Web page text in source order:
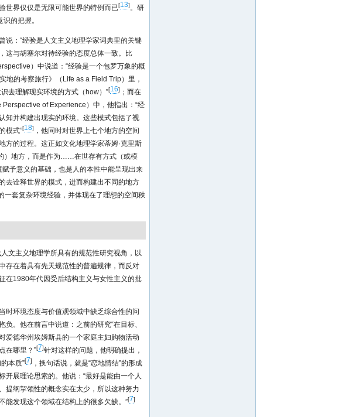
世界仅仅是无限可能世界的特例而已[13]。研
的把握。
说：“经验是人文主义地理学家词典里的关键
这与胡塞尔对待经验的态度总体一致。比
）中说道：“经验是一个包罗万象的概
地的考察旅行》（Life as a Field Trip）里，
去理解现实环境的方式（how）”[16] ；而在
of Experience）中，他指出：“经
知并构建出现实的环境。这些模式包括了视
模式”[18] ，他同时对世界上七个地方的空间
方的过程。这正如文化地理学家蒂姆·克里斯
）地方，而是作为……在世存有方式（或模
予意义的基础，也是人的本性中能呈现出来
去诠释世界的模式，进而构建出不同的地方
一套复杂环境经验，并体现在了理想的空间秩
文主义地理学所具有的规范性研究视角，以
存在着具有先天规范性的普遍规律，而反对
在1980年代因受后结构主义与女性主义的批
时环境态度与价值观领域中缺乏综合性的问
。他在前言中说道：之前的研究“在目标、
爱德华州埃姆斯县的一个家庭主妇购物活动
在哪里？”[7]针对这样的问题，他明确提出，
本质”[7] ，换句话说，就是“恋地情结”的形成
展理论思索的。他说：“最好是能由一个人
提纲挈领性的概念实在太少，所以这种努力
能发现这个领域在结构上的很多欠缺。”[7]